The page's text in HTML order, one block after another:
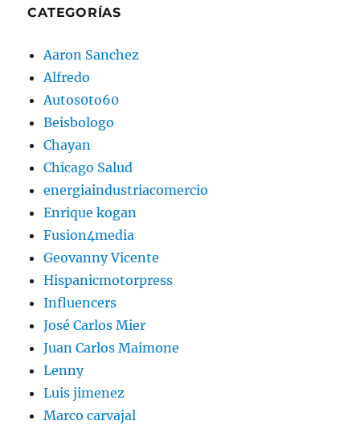
CATEGORÍAS
Aaron Sanchez
Alfredo
Autos0to60
Beisbologo
Chayan
Chicago Salud
energiaindustriacomercio
Enrique kogan
Fusion4media
Geovanny Vicente
Hispanicmotorpress
Influencers
José Carlos Mier
Juan Carlos Maimone
Lenny
Luis jimenez
Marco carvajal